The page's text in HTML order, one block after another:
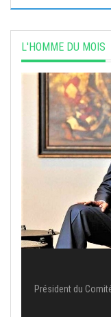
L'HOMME DU MOIS
Président du